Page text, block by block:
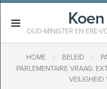
OUD-MINISTER EN ERE-
HOME / BELEID /
PARLEMENTAIRE VRAAG:
VEILIGHEID